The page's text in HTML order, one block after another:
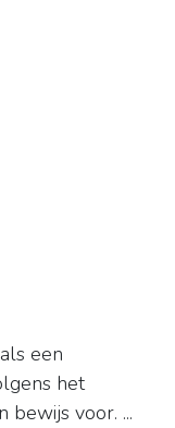
een
het
bewijs voor. ...